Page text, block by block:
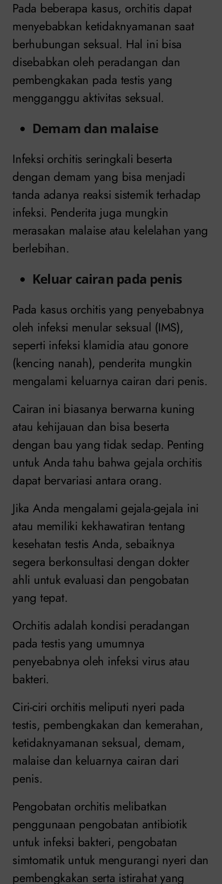
Pada beberapa kasus, orchitis dapat
menyebabkan ketidaknyamanan saat
berhubungan seksual. Hal ini bisa
disebabkan oleh peradangan dan
pembengkakan pada testis yang
mengganggu aktivitas seksual.
Demam dan malaise
Infeksi orchitis seringkali beserta
dengan demam yang bisa menjadi
tanda adanya reaksi sistemik terhadap
infeksi. Penderita juga mungkin
merasakan malaise atau kelelahan yang
berlebihan.
Keluar cairan pada penis
Pada kasus orchitis yang penyebabnya
oleh infeksi menular seksual (IMS),
seperti infeksi klamidia atau gonore
(kencing nanah), penderita mungkin
mengalami keluarnya cairan dari penis.
Cairan ini biasanya berwarna kuning
atau kehijauan dan bisa beserta
dengan bau yang tidak sedap. Penting
untuk Anda tahu bahwa gejala orchitis
dapat bervariasi antara orang.
Jika Anda mengalami gejala-gejala ini
atau memiliki kekhawatiran tentang
kesehatan testis Anda, sebaiknya
segera berkonsultasi dengan dokter
ahli untuk evaluasi dan pengobatan
yang tepat.
Orchitis adalah kondisi peradangan
pada testis yang umumnya
penyebabnya oleh infeksi virus atau
bakteri.
Ciri-ciri orchitis meliputi nyeri pada
testis, pembengkakan dan kemerahan,
ketidaknyamanan seksual, demam,
malaise dan keluarnya cairan dari
penis.
Pengobatan orchitis melibatkan
penggunaan pengobatan antibiotik
untuk infeksi bakteri, pengobatan
simtomatik untuk mengurangi nyeri dan
pembengkakan serta istirahat yang